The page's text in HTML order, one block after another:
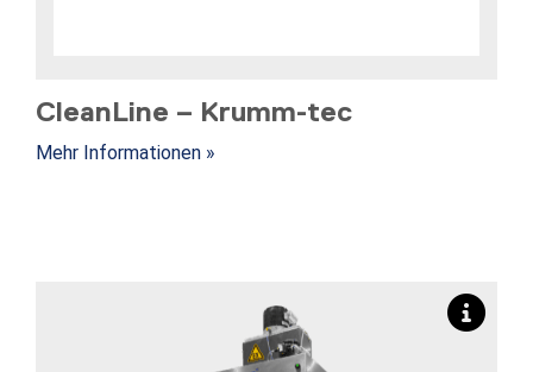
CleanLine – Krumm-tec
Mehr Informationen »